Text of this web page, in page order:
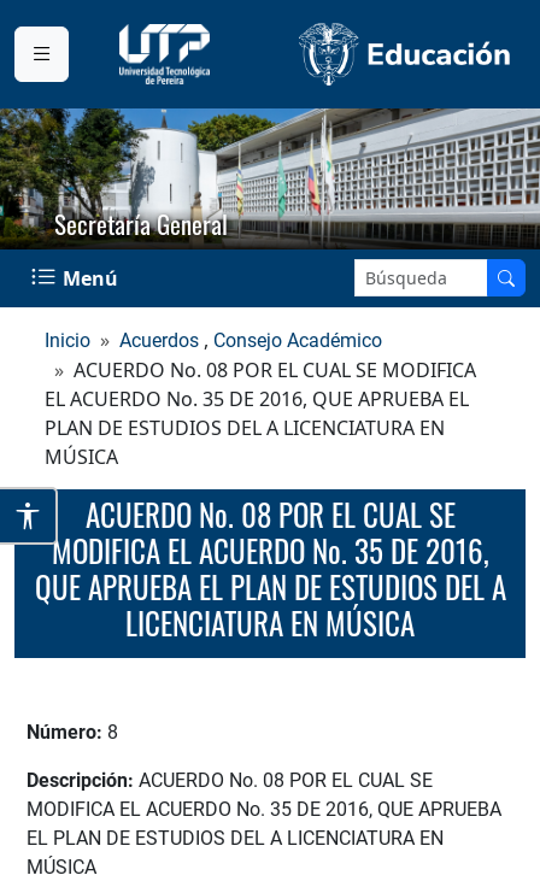
Secretaría General
Menú Buscar en el sitio:
Inicio Acuerdos , Consejo Académico
ACUERDO No. 08 POR EL CUAL SE MODIFICA
EL ACUERDO No. 35 DE 2016, QUE APRUEBA EL
PLAN DE ESTUDIOS DEL A LICENCIATURA EN
MÚSICA
ACUERDO No. 08 POR EL CUAL SE
MODIFICA EL ACUERDO No. 35 DE 2016,
QUE APRUEBA EL PLAN DE ESTUDIOS DEL A
LICENCIATURA EN MÚSICA
Número: 8
Descripción: ACUERDO No. 08 POR EL CUAL SE
MODIFICA EL ACUERDO No. 35 DE 2016, QUE APRUEBA
EL PLAN DE ESTUDIOS DEL A LICENCIATURA EN
MÚSICA